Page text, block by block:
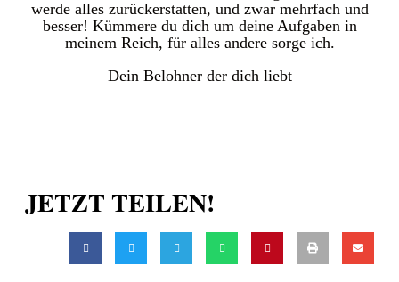
werde alles zurückerstatten, und zwar mehrfach und
besser! Kümmere du dich um deine Aufgaben in
meinem Reich, für alles andere sorge ich.
Dein Belohner der dich liebt
JETZT TEILEN!